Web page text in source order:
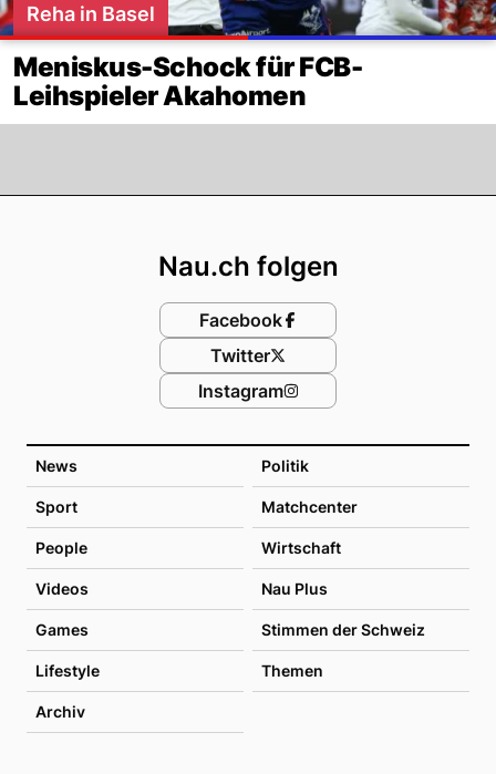
Reha in Basel
Meniskus-Schock für FCB-
Leihspieler Akahomen
News Politik
Sport Matchcenter
People Wirtschaft
Videos Nau Plus
Games Stimmen der Schweiz
Lifestyle Themen
Archiv
Nau.ch folgen
Facebook
Twitter
Instagram